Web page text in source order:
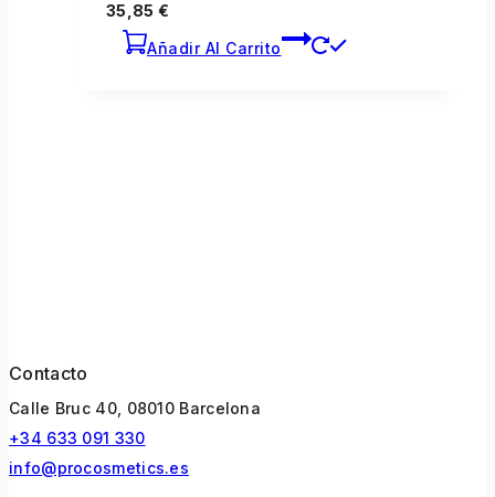
35,85 €
Añadir Al Carrito
Contacto
Calle Bruc 40, 08010 Barcelona
+34 633 091 330
info@procosmetics.es